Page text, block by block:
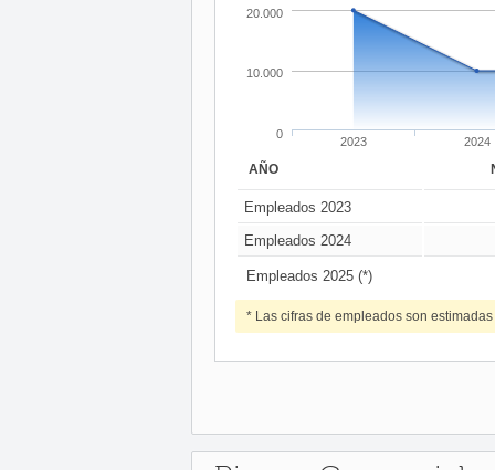
2023 2024
0
10.000
20.000
AÑO
Empleados 2023
Empleados 2024
Empleados 2025 (*)
* Las cifras de empleados son estimadas